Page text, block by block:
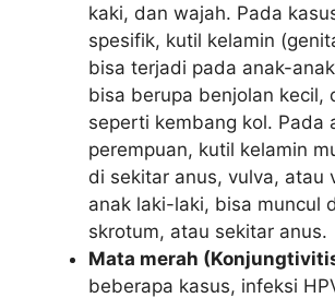
kaki, dan wajah. Pada
spesifik, kutil kelamin
bisa terjadi pada anak-
bisa berupa benjolan kecil,
seperti kembang kol. Pada
perempuan, kutil kelamin
di sekitar anus, vulva, atau
anak laki-laki, bisa muncul
skrotum, atau sekitar anus.
Mata merah
beberapa kasus, infeksi